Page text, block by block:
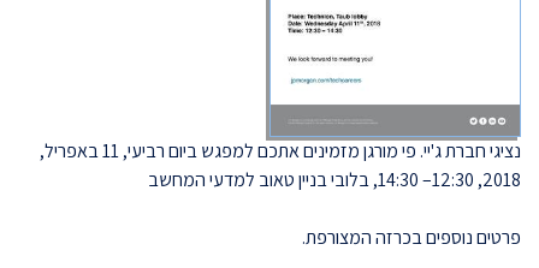
נציגי חברת ג'יי. פי מורגן מזמינים אתכם למפגש ביום רביעי, 11 באפריל,
2018, 12:30– 14:30, בלובי בניין טאוב למדעי המחשב
פרטים נוספים בכרזה המצורפת.